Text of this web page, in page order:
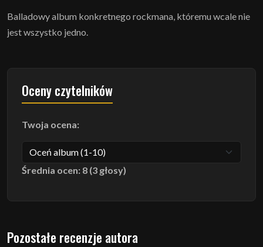
Balladowy album konkretnego rockmana, któremu wcale nie
jest wszystko jedno.
Oceny czytelników
Twoja ocena:
Średnia ocen: 8 (3 głosy)
Pozostałe recenzje autora